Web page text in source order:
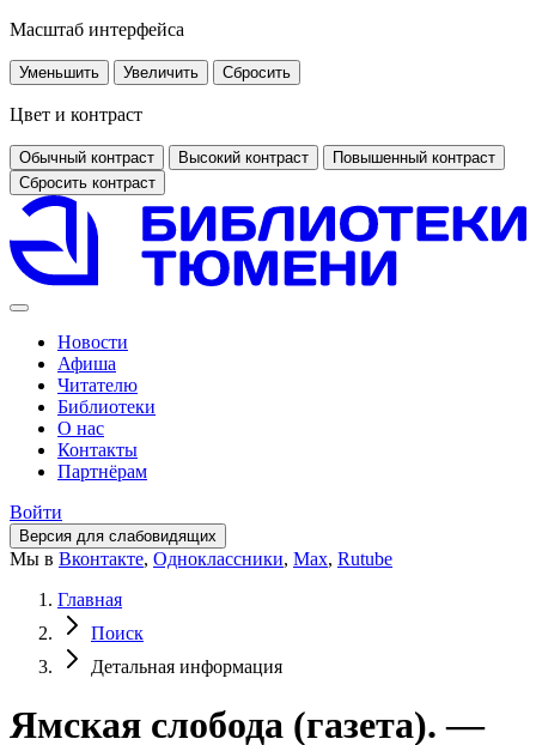
Масштаб интерфейса
Уменьшить Увеличить Сбросить
Цвет и контраст
Обычный контраст Высокий контраст
Повышенный контраст
Сбросить контраст
Новости
Афиша
Читателю
Библиотеки
О нас
Контакты
Партнёрам
Войти
Версия для слабовидящих
Мы в Вконтакте, Одноклассники, Max, Rutube
Главная
Поиск
Детальная информация
Ямская слобода (газета). —